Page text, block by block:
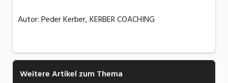
Autor: Peder Kerber, KERBER COACHING
Weitere Artikel zum Thema